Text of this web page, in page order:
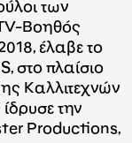
των
Βοηθός
έλαβε το
στo πλαίσιo
Καλλιτεχνών
την
Productions,